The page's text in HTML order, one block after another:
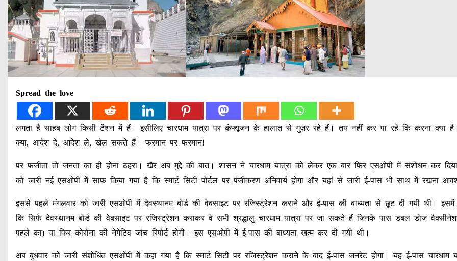
Spread the love
लगता है साहब लोग किसी टेंशन में हैं। इसीलिए चारधाम यात्रा पर कंफ्यूजन के हालात से गुज़र रहे हैं। तय नहीं कर पा रहे कि करना क्या
क्या, आदेश दे, आदेश ले, खेल सकते हैं। फरमान पर फरमान!
पर फजीता तो जनता का ही होना ठहरा। खैर अब मुद्दे की बात। शासन ने चारधाम यात्रा को लेकर एक बार फिर एसओपी में संशोधन कर
को जारी नई एसओपी में साफ किया गया है कि स्मार्ट सिटी पोर्टल पर पंजीकरण अनिवार्य होगा और यहां से जारी ई-पास भी साथ में रखना
इससे पहले मंगलवार को जारी एसओपी में देवस्थानम बोर्ड की वेबसाइट पर रजिस्ट्रेशन कराने और ई-पास की बाध्यता से छूट दी गयी थी। इसमें
कि सिर्फ देवस्थानम बाेर्ड की वेबसाइट पर रजिस्ट्रेशन कराकर वे सभी श्रद्धालु चारधाम यात्रा पर जा सकते हैं जिनके पास डबल डोज
पहले का) या फिर कोरोना की नेगेटिव जांच रिपोर्ट होगी। इस एसओपी में ई-पास की बाध्यता खत्म कर दी गयी थी।
अब बुधवार को जारी संशोधित एसओपी में कहा गया है कि स्मार्ट सिटी पर रजिस्ट्रेशन कराने के बाद ई-पास जनरेट होगा। यह ई-पास चारधाम